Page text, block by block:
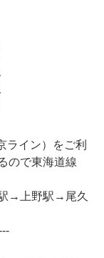
ライン）をご利
ので東海道線
→上野駅→尾久